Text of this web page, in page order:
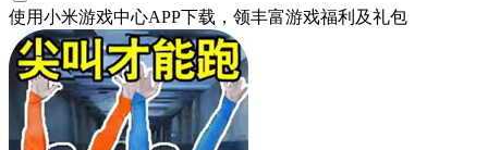
使用小米游戏中心APP下载 ，领丰富游戏福利 及礼包